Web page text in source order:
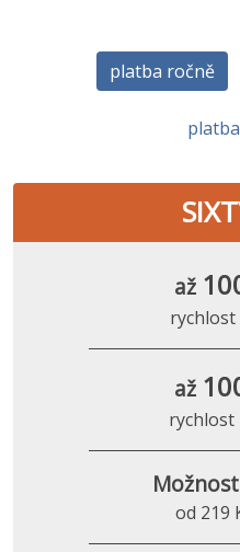
platba ročně
až
až
rychlost
od 219